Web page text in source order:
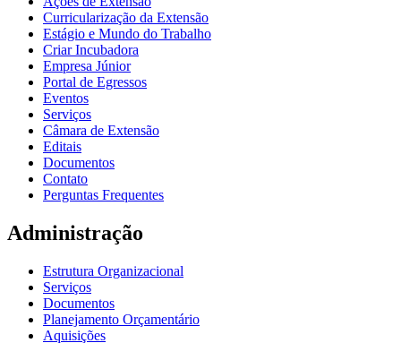
Curricularização da Extensão
Estágio e Mundo do Trabalho
Criar Incubadora
Empresa Júnior
Portal de Egressos
Eventos
Serviços
Câmara de Extensão
Editais
Documentos
Contato
Perguntas Frequentes
Administração
Estrutura Organizacional
Serviços
Documentos
Planejamento Orçamentário
Aquisições